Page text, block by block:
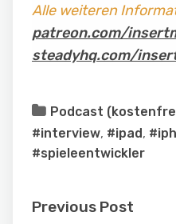
Alle weiteren
patreon.com/
steadyhq.com/
Podcast
#interview, #ipad,
#spieleentwickler
Previous Post